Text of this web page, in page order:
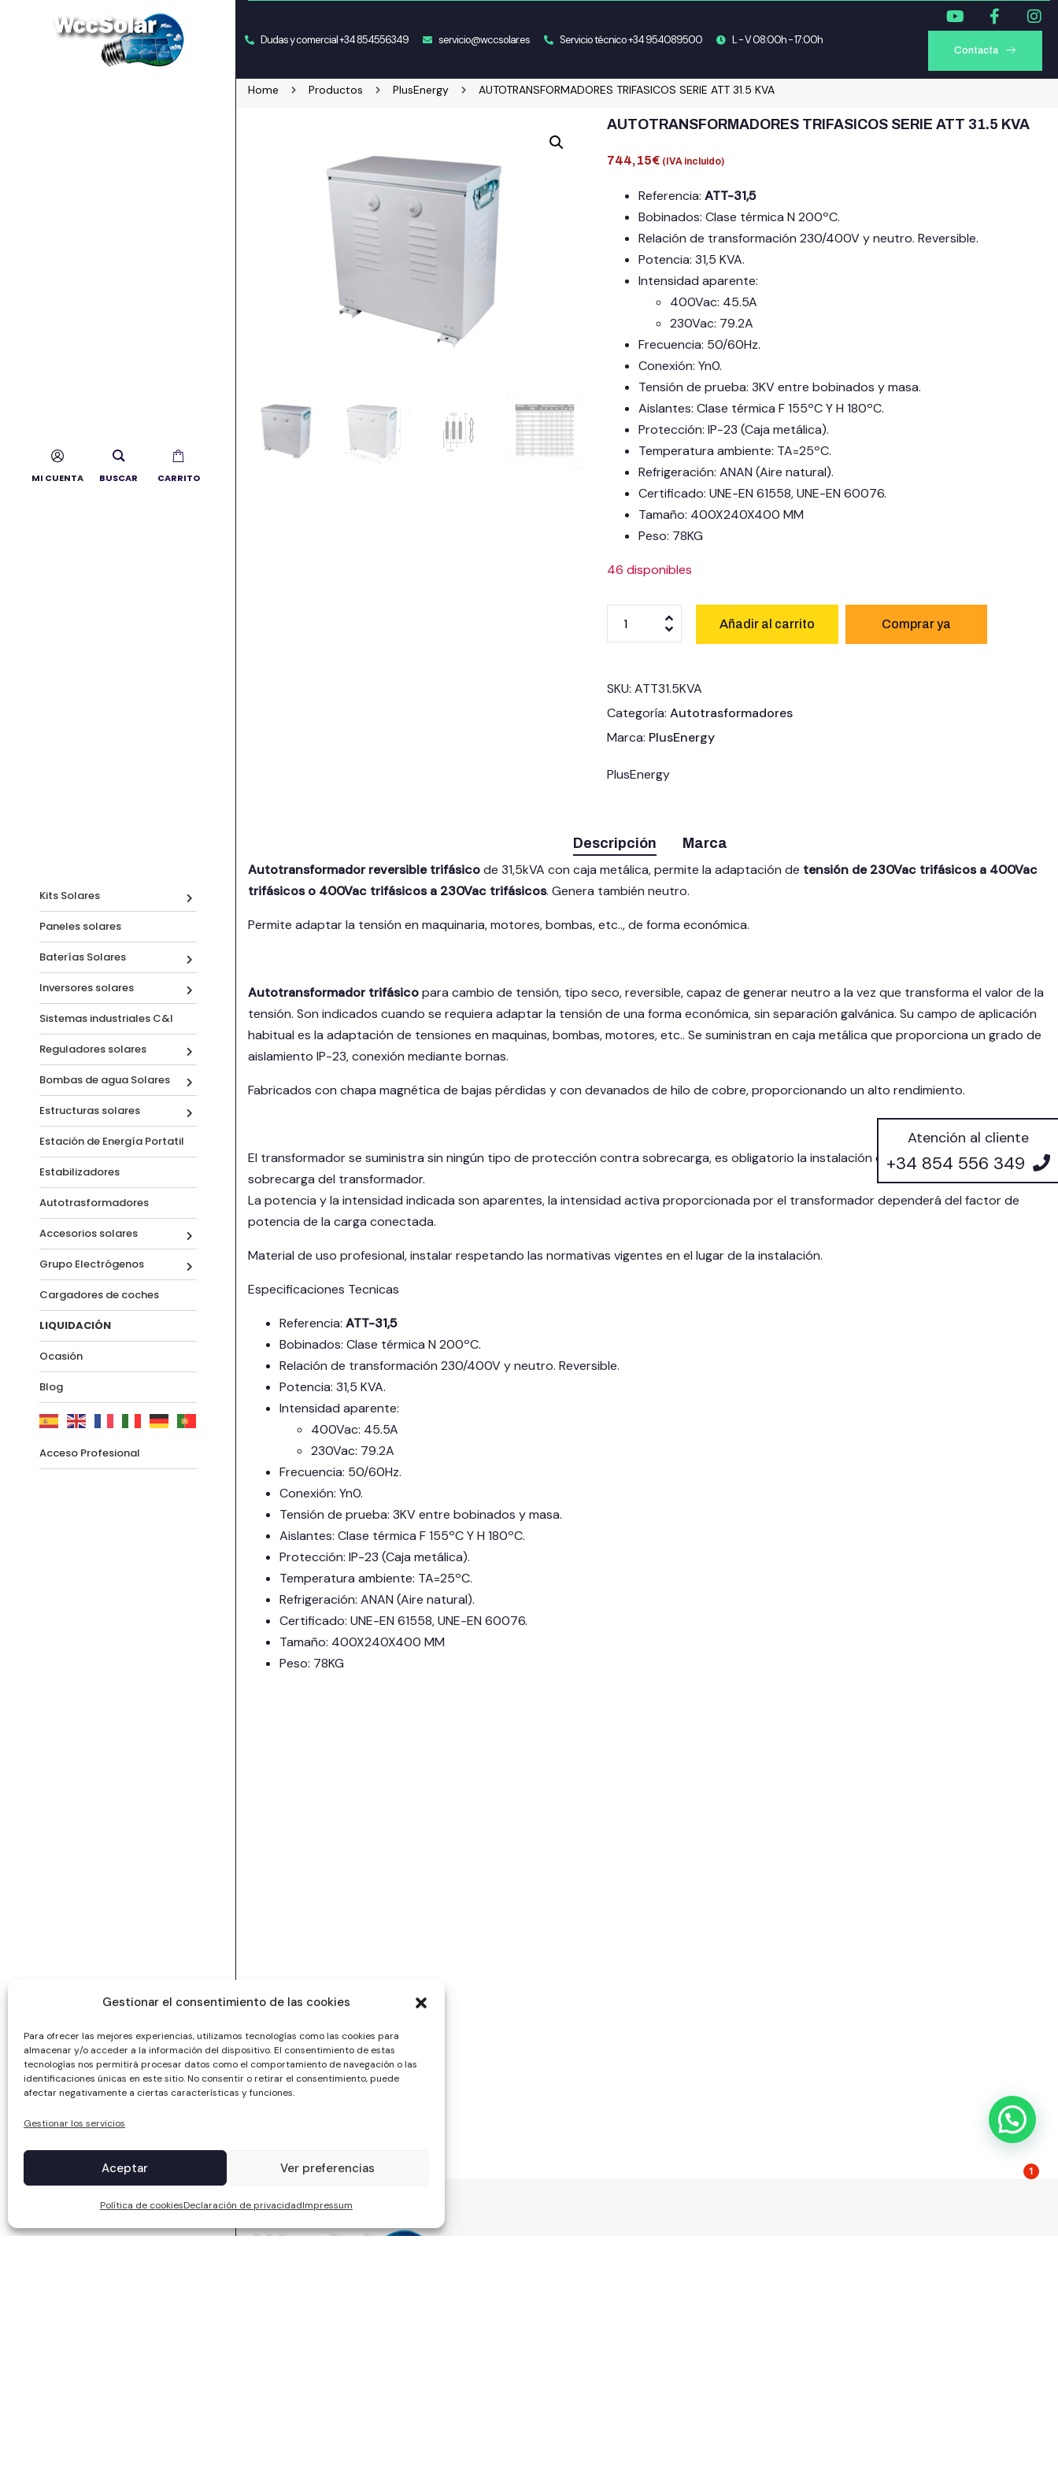
Gestionar el consentimiento de las cookies
Para ofrecer las mejores experiencias, utilizamos tecnologías como las cookies para
almacenar y/o acceder a la información del dispositivo. El consentimiento de estas
tecnologías nos permitirá procesar datos como el comportamiento de navegación o las
identificaciones únicas en este sitio. No consentir o retirar el consentimiento, puede
afectar negativamente a ciertas características y funciones.
Gestionar los servicios
Aceptar Ver preferencias
Política de cookiesDeclaración de privacidadImpressum
Kits Solares
Paneles solares
Baterías Solares
Inversores solares
Sistemas industriales C&I
Reguladores solares
Bombas de agua Solares
Estructuras solares
Estación de Energía Portatil
Estabilizadores
Autotrasformadores
Accesorios solares
Grupo Electrógenos
Cargadores de coches
LIQUIDACIÓN
Ocasión
Blog
Acceso Profesional
MI CUENTA BUSCAR CARRITO
Dudas y comercial +34 854556349 servicio@wccsolar.es Servicio técnico +34 954089500 L - V 08:00h - 17:00h
Contacta
Home Productos PlusEnergy AUTOTRANSFORMADORES TRIFASICOS SERIE ATT 31.5 KVA
AUTOTRANSFORMADORES TRIFASICOS SERIE ATT 31.5 KVA
744,15€ (IVA incluido)
Referencia:ATT-31,5
Bobinados: Clase térmica N 200ºC.
Relación de transformación 230/400V y neutro. Reversible.
Potencia: 31,5 KVA.
Intensidad aparente:
400Vac: 45.5A
230Vac: 79.2A
Frecuencia: 50/60Hz.
Conexión: Yn0.
Tensión de prueba: 3KV entre bobinados y masa.
Aislantes: Clase térmica F 155ºC Y H 180ºC.
Protección: IP-23 (Caja metálica).
Temperatura ambiente: TA=25ºC.
Refrigeración: ANAN (Aire natural).
Certificado: UNE-EN 61558, UNE-EN 60076.
Tamaño: 400X240X400 MM
Peso: 78KG
46 disponibles
Añadir al carrito
SKU:ATT31.5KVA
Categoría:Autotrasformadores
Marca: PlusEnergy
PlusEnergy
Descripción Marca
Autotransformador reversible trifásicode 31,5kVA con caja metálica, permite la adaptación de tensión de 230Vac trifásicos a 400Vac
trifásicos o 400Vac trifásicos a 230Vac trifásicos. Genera también neutro.
Permite adaptar la tensión en maquinaria, motores, bombas, etc.., de forma económica.
Autotransformador trifásicopara cambio de tensión, tipo seco, reversible, capaz de generar neutro a la vez que transforma el valor de la
tensión. Son indicados cuando se requiera adaptar la tensión de una forma económica, sin separación galvánica. Su campo de aplicación
habitual es la adaptación de tensiones en maquinas, bombas, motores, etc.. Se suministran en caja metálica que proporciona un grado de
aislamiento IP-23, conexión mediante bornas.
Fabricados con chapa magnética de bajas pérdidas y con devanados de hilo de cobre, proporcionando un alto rendimiento.
El transformador se suministra sin ningún tipo de protección contra sobrecarga, es obligatorio la instalación de las mismas para evitar la
sobrecarga del transformador.
La potencia y la intensidad indicada son aparentes, la intensidad activa proporcionada por el transformador dependerá del factor de
potencia de la carga conectada.
Material de uso profesional, instalar respetando las normativas vigentes en el lugar de la instalación.
Especificaciones Tecnicas
Referencia: ATT-31,5
Bobinados: Clase térmica N 200ºC.
Relación de transformación 230/400V y neutro. Reversible.
Potencia: 31,5 KVA.
Intensidad aparente:
400Vac: 45.5A
230Vac: 79.2A
Frecuencia: 50/60Hz.
Conexión: Yn0.
Tensión de prueba: 3KV entre bobinados y masa.
Aislantes: Clase térmica F 155ºC Y H 180ºC.
Protección: IP-23 (Caja metálica).
Temperatura ambiente: TA=25ºC.
Refrigeración: ANAN (Aire natural).
Certificado: UNE-EN 61558, UNE-EN 60076.
Tamaño: 400X240X400 MM
Peso: 78KG
1
Atención al cliente
+34 854 556 349